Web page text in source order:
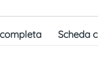
Scheda